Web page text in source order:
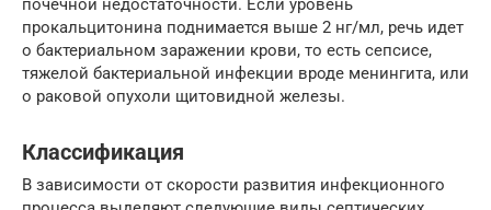
почечной недостаточности. Если уровень
прокальцитонина поднимается выше 2 нг/мл, речь идет
о бактериальном заражении крови, то есть сепсисе,
тяжелой бактериальной инфекции вроде менингита, или
о раковой опухоли щитовидной железы.
Классификация
В зависимости от скорости развития инфекционного